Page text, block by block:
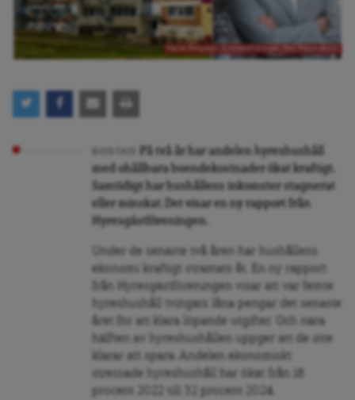
På två år har andelen hyreshushåll
med ohållbara boendekostnader ökat kraftigt.
Samtidigt har hushållens inkomster stagnerat
eller minskat. Det visar en ny rapport från
Hyresgästföreningen.
Under de senaste två åren har hushållens
ekonomi kraftigt stramats åt. En ny rapport
från Hyresgästföreningen visar att var femte
hyreshushåll tvingats låna pengar det senaste
året för att klara löpande utgifter. Och nära
hälften av hyreshushållen uppger att de inte
klarar att spara. Andelen ekonomiskt
stressade hyreshushåll har ökat från 18
procent 2022 till 32 procent 2024.